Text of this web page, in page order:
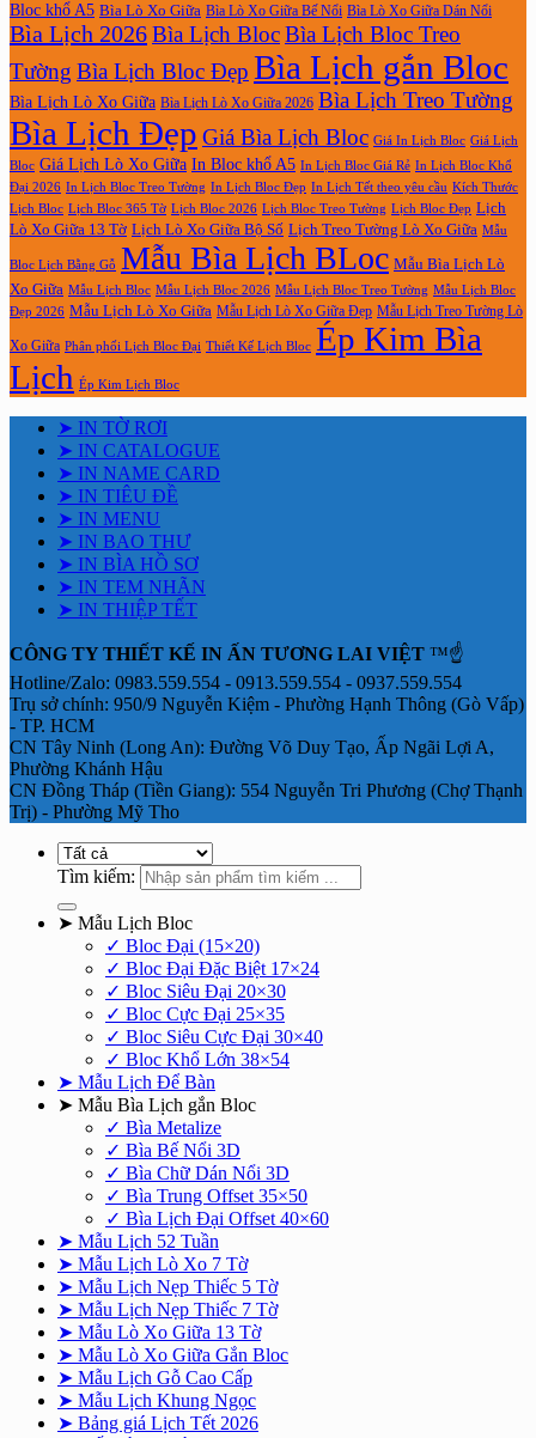
Bloc khổ A5 Bìa Lò Xo Giữa Bìa Lò Xo Giữa Bế Nổi Bìa Lò Xo Giữa Dán Nổi
Bìa Lịch 2026Bìa Lịch BlocBìa Lịch Bloc Treo
Tường Bìa Lịch Bloc Đẹp Bìa Lịch gắn Bloc
Bìa Lịch Lò Xo Giữa Bìa Lịch Lò Xo Giữa 2026 Bìa Lịch Treo Tường
Bìa Lịch Đẹp Giá Bìa Lịch Bloc Giá In Lịch Bloc Giá Lịch
Bloc Giá Lịch Lò Xo Giữa In Bloc khổ A5 In Lịch Bloc Giá Rẻ In Lịch Bloc Khổ
Đại 2026 In Lịch Bloc Treo Tường In Lịch Bloc Đẹp In Lịch Tết theo yêu cầu Kích Thước
Lịch Bloc Lịch Bloc 365 Tờ Lịch Bloc 2026 Lịch Bloc Treo Tường Lịch Bloc Đẹp Lịch
Lò Xo Giữa 13 Tờ Lịch Lò Xo Giữa Bộ Số Lịch Treo Tường Lò Xo Giữa Mẫu
Bloc Lịch Bằng Gỗ Mẫu Bìa Lịch BLoc Mẫu Bìa Lịch Lò
Xo Giữa Mẫu Lịch Bloc Mẫu Lịch Bloc 2026 Mẫu Lịch Bloc Treo Tường Mẫu Lịch Bloc
Đẹp 2026 Mẫu Lịch Lò Xo Giữa Mẫu Lịch Lò Xo Giữa Đẹp Mẫu Lịch Treo Tường Lò
Xo Giữa Phân phối Lịch Bloc Đại Thiết Kế Lịch Bloc Ép Kim Bìa
Lịch Ép Kim Lịch Bloc
➤ IN TỜ RƠI
➤ IN CATALOGUE
➤ IN NAME CARD
➤ IN TIÊU ĐỀ
➤ IN MENU
➤ IN BAO THƯ
➤ IN BÌA HỒ SƠ
➤ IN TEM NHÃN
➤ IN THIỆP TẾT
CÔNG TY THIẾT KẾ IN ẤN TƯƠNG LAI VIỆT ™☝️
Hotline/Zalo: 0983.559.554 - 0913.559.554 - 0937.559.554
Trụ sở chính: 950/9 Nguyễn Kiệm - Phường Hạnh Thông (Gò Vấp)
- TP. HCM
CN Tây Ninh (Long An): Đường Võ Duy Tạo, Ấp Ngãi Lợi A,
Phường Khánh Hậu
CN Đồng Tháp (Tiền Giang): 554 Nguyễn Tri Phương (Chợ Thạnh
Trị) - Phường Mỹ Tho
Tìm kiếm:
➤ Mẫu Lịch Bloc
✓ Bloc Đại (15×20)
✓ Bloc Đại Đặc Biệt 17×24
✓ Bloc Siêu Đại 20×30
✓ Bloc Cực Đại 25×35
✓ Bloc Siêu Cực Đại 30×40
✓ Bloc Khổ Lớn 38×54
➤ Mẫu Lịch Để Bàn
➤ Mẫu Bìa Lịch gắn Bloc
✓ Bìa Metalize
✓ Bìa Bế Nổi 3D
✓ Bìa Chữ Dán Nổi 3D
✓ Bìa Trung Offset 35×50
✓ Bìa Lịch Đại Offset 40×60
➤ Mẫu Lịch 52 Tuần
➤ Mẫu Lịch Lò Xo 7 Tờ
➤ Mẫu Lịch Nẹp Thiếc 5 Tờ
➤ Mẫu Lịch Nẹp Thiếc 7 Tờ
➤ Mẫu Lò Xo Giữa 13 Tờ
➤ Mẫu Lò Xo Giữa Gắn Bloc
➤ Mẫu Lịch Gỗ Cao Cấp
➤ Mẫu Lịch Khung Ngọc
➤ Bảng giá Lịch Tết 2026